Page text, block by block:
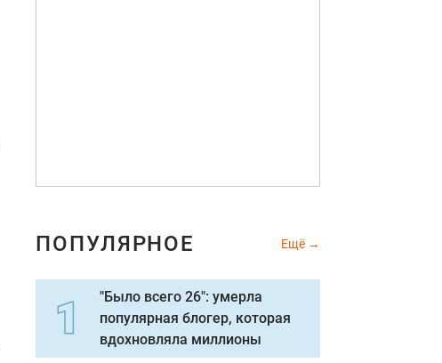
ПОПУЛЯРНОЕ Ещё
"Было всего 26": умерла
популярная блогер, которая
вдохновляла миллионы